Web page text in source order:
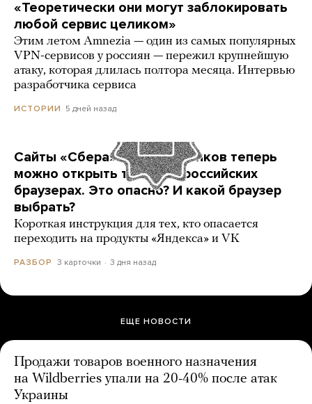
«Теоретически они могут заблокировать
любой сервис целиком»
Этим летом Amnezia — один из самых популярных
VPN-сервисов у россиян — пережил крупнейшую
атаку, которая длилась полтора месяца. Интервью
разработчика сервиса
ИСТОРИИ 5 дней назад
Сайты «Сбера» и других банков теперь
можно открыть только в российских
браузерах. Это опасно? И какой браузер
выбрать?
Короткая инструкция для тех, кто опасается
переходить на продукты «Яндекса» и VK
РАЗБОР 3 карточки 3 дня назад
ЕЩЕ НОВОСТИ
Продажи товаров военного назначения
на Wildberries упали на 20-40% после атак
Украины